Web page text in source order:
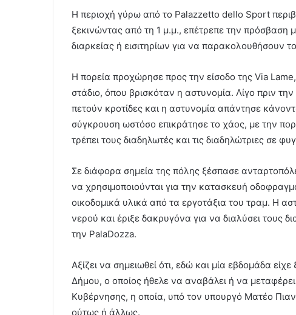
Η περιοχή γύρω από το Palazzetto dello Sport
ξεκινώντας από τη 1 μ.μ., επέτρεπε την πρόσβαση
διαρκείας ή εισιτηρίων για να παρακολουθήσουν
Η πορεία προχώρησε προς την είσοδο της Via
στάδιο, όπου βρισκόταν η αστυνομία. Λίγο πριν
πετούν κροτίδες και η αστυνομία απάντησε
σύγκρουση ωστόσο επικράτησε το χάος, με την
τρέπει τους διαδηλωτές και τις διαδηλώτριες σε
Σε διάφορα σημεία της πόλης ξέσπασε
να χρησιμοποιούνται για την κατασκευή
οικοδομικά υλικά από τα εργοτάξια του τραμ. Η
νερού και έριξε δακρυγόνα για να διαλύσει τους
την PalaDozza.
Αξίζει να σημειωθεί ότι, εδώ και μία εβδομάδα
Δήμου, ο οποίος ήθελε να αναβάλει ή να
Κυβέρνησης, η οποία, υπό τον υπουργό Ματέο
ούτως ή άλλως.